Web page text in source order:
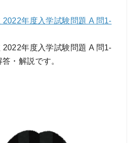
2022年度入学試験問題 A 問1-
2022年度入学試験問題 A 問1-
・解説です。